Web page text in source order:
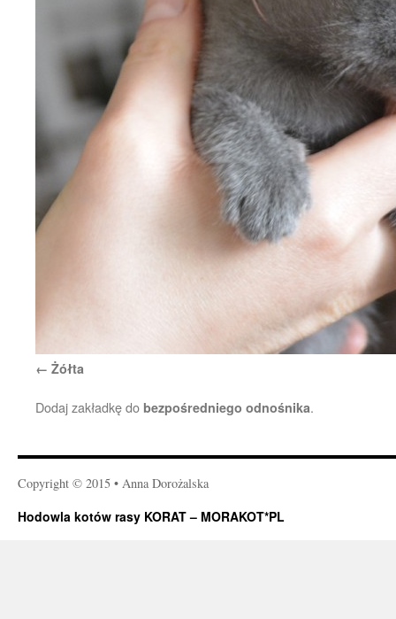
Żółta
Dodaj zakładkę do bezpośredniego odnośnika.
Copyright © 2015 • Anna Dorożalska
Hodowla kotów rasy KORAT – MORAKOT*PL